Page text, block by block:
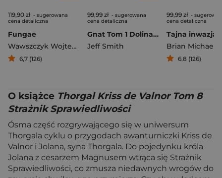
119,90 zł - sugerowana
cena detaliczna
Fungae
Wawszczyk Wojtek
Leśniak Tomasz Lew
6,7 (126)
99,99 zł - sugerowana
cena detaliczna
Gnat Tom 1 Dolina czyli równonoc wiosenna
Jeff Smith
99,99 zł -
cena detaliczna
Tajna inwazja
6,8 (126)
O książce Thorgal Kriss de Valnor Tom 8
Strażnik Sprawiedliwości
Ósma część rozgrywającego się w uniwersum
Thorgala cyklu o przygodach awanturniczki Kriss de
Valnor i Jolana, syna Thorgala. Do pojedynku króla
Jolana z cesarzem Magnusem wtrąca się Strażnik
Sprawiedliwości, co zmusza niedawnych wrogów do